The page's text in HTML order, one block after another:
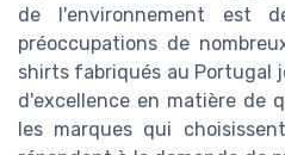
de l'environnement est
préoccupations de
shirts fabriqués au Portugal
d'excellence en matière de
les marques qui